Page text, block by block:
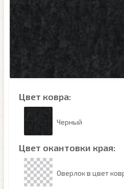
Цвет ковра:
Черный
Цвет окантовки края:
Оверлок в цвет